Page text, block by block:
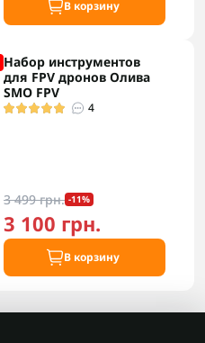
В корзину
Набор инструментов
для FPV дронов Олива
SMO FPV
4
3 499 грн. -11%
3 100 грн.
В корзину